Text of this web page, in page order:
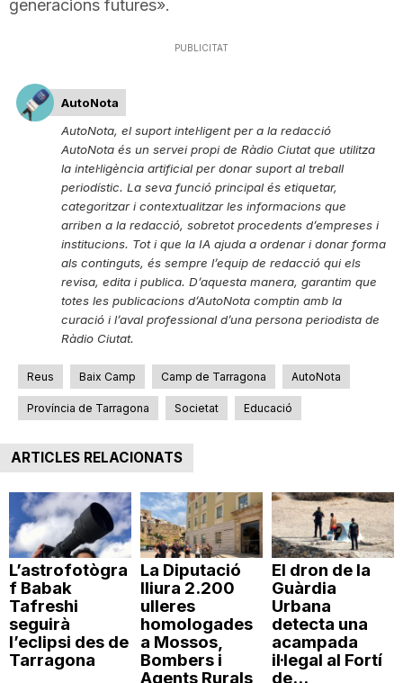
generacions futures».
PUBLICITAT
AutoNota
AutoNota, el suport intel·ligent per a la redacció
AutoNota és un servei propi de Ràdio Ciutat que utilitza
la intel·ligència artificial per donar suport al treball
periodístic. La seva funció principal és etiquetar,
categoritzar i contextualitzar les informacions que
arriben a la redacció, sobretot procedents d’empreses i
institucions. Tot i que la IA ajuda a ordenar i donar forma
als continguts, és sempre l’equip de redacció qui els
revisa, edita i publica. D’aquesta manera, garantim que
totes les publicacions d’AutoNota comptin amb la
curació i l’aval professional d’una persona periodista de
Ràdio Ciutat.
Reus Baix Camp Camp de Tarragona AutoNota
Província de Tarragona Societat Educació
ARTICLES RELACIONATS
L’astrofotògra
f Babak
Tafreshi
seguirà
l’eclipsi des de
Tarragona
La Diputació
lliura 2.200
ulleres
homologades
a Mossos,
Bombers i
Agents Rurals
El dron de la
Guàrdia
Urbana
detecta una
acampada
il·legal al Fortí
de...